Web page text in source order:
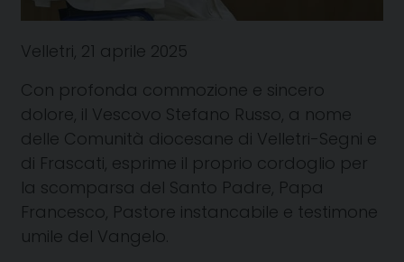
Velletri, 21 aprile 2025
Con profonda commozione e sincero
dolore, il Vescovo Stefano Russo, a nome
delle Comunità diocesane di Velletri-Segni e
di Frascati, esprime il proprio cordoglio per
la scomparsa del Santo Padre, Papa
Francesco, Pastore instancabile e testimone
umile del Vangelo.